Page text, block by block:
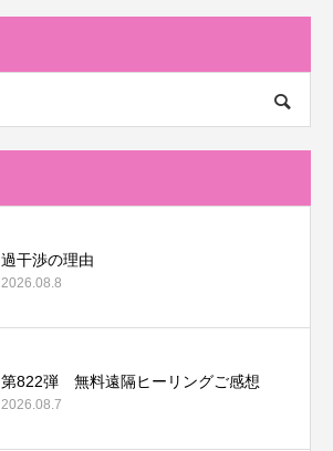
過干渉の理由
2026.08.8
第822弾 無料遠隔ヒーリングご感想
2026.08.7